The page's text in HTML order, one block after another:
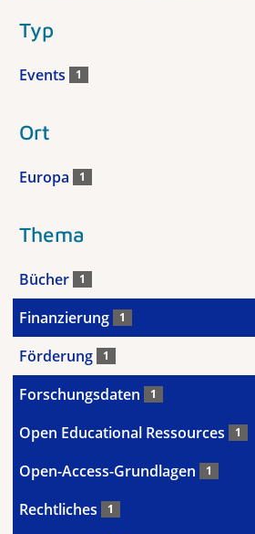
Typ
Events 1
Ort
Europa 1
Thema
Bücher 1
Finanzierung 1
Förderung 1
Forschungsdaten 1
Open Educational Ressources 1
Open-Access-Grundlagen 1
Rechtliches 1